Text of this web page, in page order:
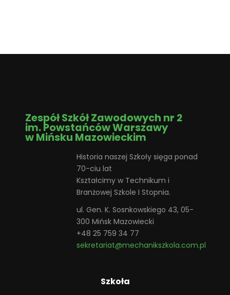
Zespół Szkół Zawodowych nr 2
im. Powstańców Warszawy
w Mińsku Mazowieckim
Historia naszej Szkoły sięga ponad
70-ciu lat
Kształcimy w Technikum i
Branżowej Szkole I Stopnia.
ul. Gen. K. Sosnkowskiego 43, 05-
300 Mińsk Mazowiecki
+48 25 759 34 77
sekretariat@mechanikszkola.com.pl
Szkoła